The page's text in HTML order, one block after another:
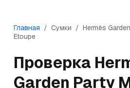
Главная / Сумки / Hermès
Etoupe
Проверка
Garden Party